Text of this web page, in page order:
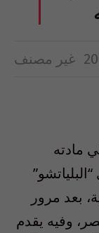
غير مصنف
مادته
بعد مرور
وفيه يقدم